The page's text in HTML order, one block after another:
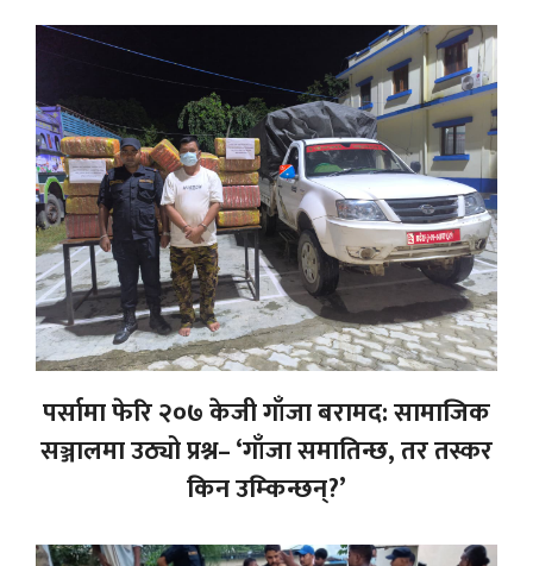
पर्सामा फेरि २०७ केजी गाँजा बरामद: सामाजिक
सञ्जालमा उठ्यो प्रश्न– ‘गाँजा समातिन्छ, तर तस्कर
किन उम्किन्छन्?’